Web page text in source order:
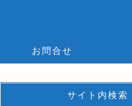
お問合せ
サイト内検索